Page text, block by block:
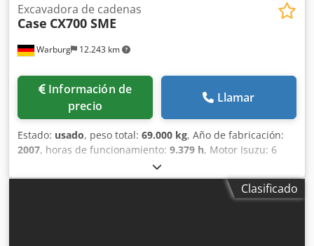
Warburg 12.243 km
Excavadora de cadenas
Case CX700 SME
Información de
precio
Llamar
Estado: usado, peso total: 69.000 kg, Año de fabricación:
2007, horas de funcionamiento: 9.379 h, Motor Isuzu: 6
cilindros, 345 kW – AH-6WG1X – EPA y CE Pluma 6,58 m
Brazo 3 m Zapatas de oruga 650 mm Todas las tuberías
hidráulicas (martillo/garra y rotación) Enganche rápido
Clasificado